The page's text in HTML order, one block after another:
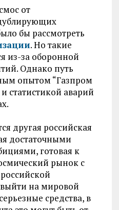
от
бы рассмотреть
. Но такие
из-за оборонной
Однако путь
опытом “Газпром
статистикой аварий
другая российская
достаточными
готовая к
рынок с
на мировой
средства, в